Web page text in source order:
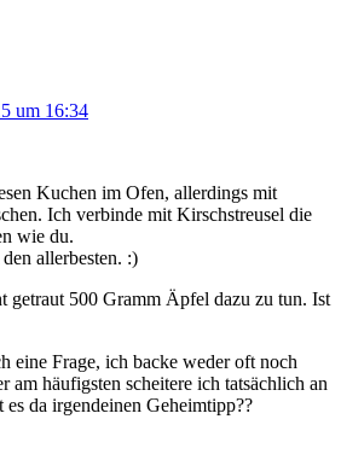
um 16:34
Kuchen im Ofen, allerdings mit
Ich verbinde mit Kirschstreusel die
wie du.
allerbesten. :)
getraut 500 Gramm Äpfel dazu zu tun. Ist
eine Frage, ich backe weder oft noch
am häufigsten scheitere ich tatsächlich an
es da irgendeinen Geheimtipp??